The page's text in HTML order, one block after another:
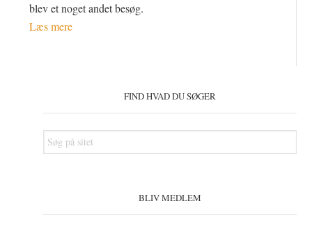
blev et noget andet besøg.
Læs mere
FIND HVAD DU SØGER
Søg
på
BLIV MEDLEM